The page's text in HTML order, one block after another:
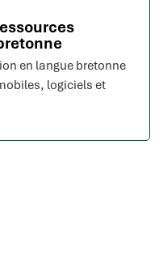
en langue bretonne
logiciels et